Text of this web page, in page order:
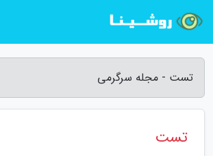
تست - مجله سرگرمی
تست